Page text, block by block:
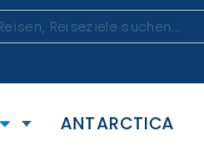
ANTARCTICA